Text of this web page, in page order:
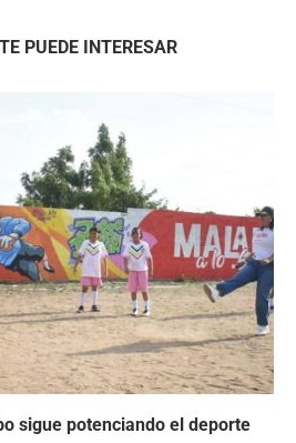
PUEDE INTERESAR
sigue potenciando el deporte